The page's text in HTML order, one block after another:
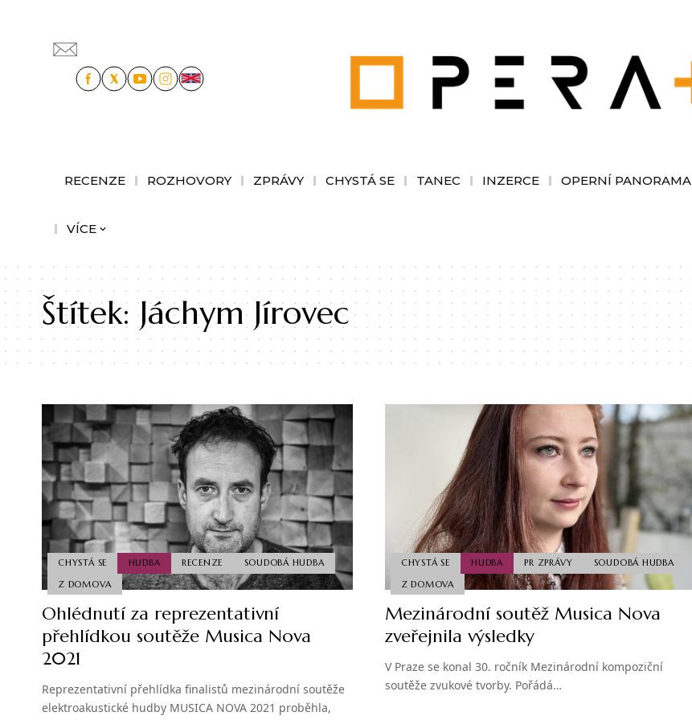
RECENZE ROZHOVORY ZPRÁVY CHYSTÁ SE TANEC INZERCE OPERNÍ PANORAMA
VÍCE
Štítek:Jáchym Jírovec
CHYSTÁ SE HUDBA RECENZE
SOUDOBÁ HUDBA
Z DOMOVA
Ohlédnutí za reprezentativní
přehlídkou soutěže Musica Nova
2021
Reprezentativní přehlídka finalistů mezinárodní soutěže
elektroakustické hudby MUSICA NOVA 2021 proběhla,
CHYSTÁ SE HUDBA PR ZPRÁVY
SOUDOBÁ HUDBA
Z DOMOVA
Mezinárodní soutěž Musica Nova
zveřejnila výsledky
V Praze se konal 30. ročník Mezinárodní kompoziční
soutěže zvukové tvorby. Pořádá…